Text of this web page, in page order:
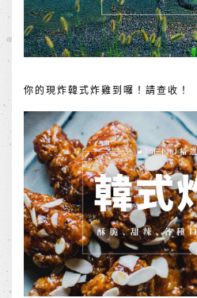
你的現炸韓式炸雞到囉！請查收！